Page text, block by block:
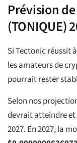
Prévision
(TONIQUE)
Si Tectonic réussit
les amateurs de
pourrait rester
Selon nos
devrait atteindre et
2027. En 2027, la